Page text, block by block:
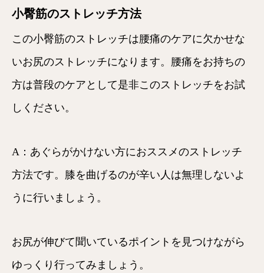
小臀筋のストレッチ方法
この小臀筋のストレッチは腰痛のケアに欠かせな
いお尻のストレッチになります。腰痛をお持ちの
方は普段のケアとして是非このストレッチをお試
しください。
A：あぐらがかけない方におススメのストレッチ
方法です。膝を曲げるのが辛い人は無理しないよ
うに行いましょう。
お尻が伸びて聞いているポイントを見つけながら
ゆっくり行ってみましょう。